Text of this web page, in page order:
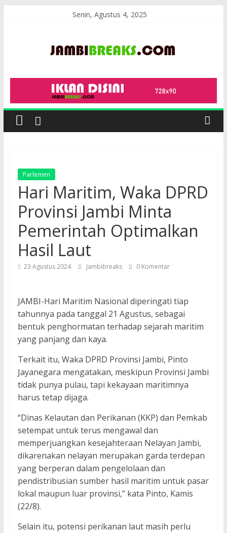
Senin, Agustus 4, 2025
JambiBreaks
Parlemen
Hari Maritim, Waka DPRD
Provinsi Jambi Minta
Pemerintah Optimalkan
Hasil Laut
23 Agustus 2024 Jambibreaks 0 Komentar
JAMBI-Hari Maritim Nasional diperingati tiap
tahunnya pada tanggal 21 Agustus, sebagai
bentuk penghormatan terhadap sejarah maritim
yang panjang dan kaya.
Terkait itu, Waka DPRD Provinsi Jambi, Pinto
Jayanegara mengatakan, meskipun Provinsi Jambi
tidak punya pulau, tapi kekayaan maritimnya
harus tetap dijaga.
“Dinas Kelautan dan Perikanan (KKP) dan Pemkab
setempat untuk terus mengawal dan
memperjuangkan kesejahteraan Nelayan Jambi,
dikarenakan nelayan merupakan garda terdepan
yang berperan dalam pengelolaan dan
pendistribusian sumber hasil maritim untuk pasar
lokal maupun luar provinsi,” kata Pinto, Kamis
(22/8).
Selain itu, potensi perikanan laut masih perlu